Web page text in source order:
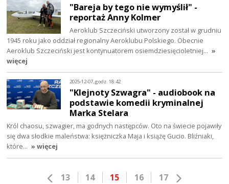
"Bareja by tego nie wymyślił" -
reportaż Anny Kolmer
Aeroklub Szczeciński utworzony został w grudniu
1945 roku jako oddział regionalny Aeroklubu Polskiego. Obecnie
Aeroklub Szczeciński jest kontynuatorem osiemdziesięcioletniej… »
więcej
2025-12-07, godz. 18:42
"Klejnoty Szwagra" - audiobook na
podstawie komedii kryminalnej
Marka Stelara
Król chaosu, szwagier, ma godnych następców. Oto na świecie pojawiły
się dwa słodkie maleństwa: księżniczka Maja i książę Gucio. Bliźniaki,
które… » więcej
13 14 15 16 17